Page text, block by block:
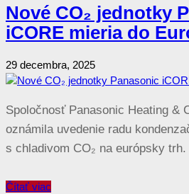
Nové CO₂ jednotky
iCORE mieria do
29 decembra, 2025
Spoločnosť Panasonic Heating &
oznámila uvedenie radu
s chladivom CO₂ na európsky trh.
Čítať viac